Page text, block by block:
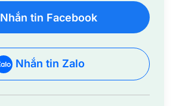
Nhắn tin Facebook
Nhắn tin Zalo